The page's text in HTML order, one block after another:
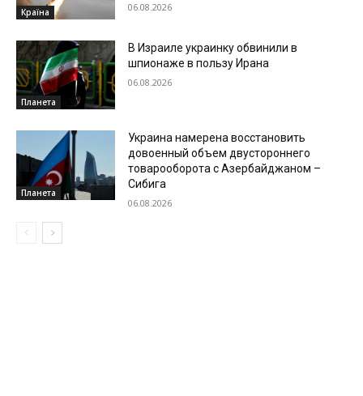
Країна 06.08.2026
Планета
В Израиле украинку обвинили в
шпионаже в пользу Ирана
06.08.2026
Планета
Украина намерена восстановить
довоенный объем двустороннего
товарооборота с Азербайджаном –
Сибига
06.08.2026